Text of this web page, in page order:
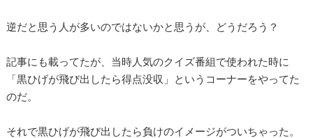
逆だと思う人が多いのではないかと思うが、どうだろう？
記事にも載ってたが、当時人気のクイズ番組で使われた時に
「黒ひげが飛び出したら得点没収」というコーナーをやってた
のだ。
それで黒ひげが飛び出したら負けのイメージがついちゃった。